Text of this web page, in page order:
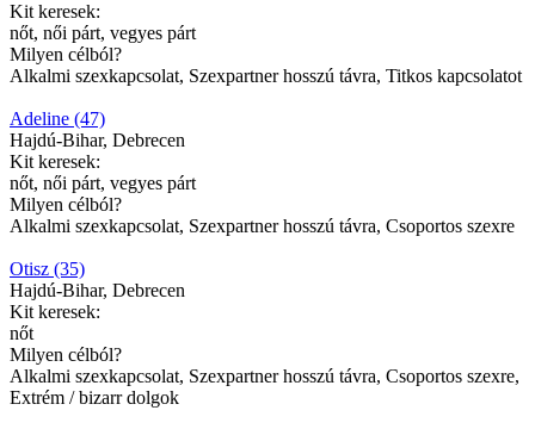
Kit keresek:
nőt, női párt, vegyes párt
Milyen célból?
Alkalmi szexkapcsolat, Szexpartner hosszú távra, Titkos kapcsolatot
Adeline (47)
Hajdú-Bihar, Debrecen
Kit keresek:
nőt, női párt, vegyes párt
Milyen célból?
Alkalmi szexkapcsolat, Szexpartner hosszú távra, Csoportos szexre
Otisz (35)
Hajdú-Bihar, Debrecen
Kit keresek:
nőt
Milyen célból?
Alkalmi szexkapcsolat, Szexpartner hosszú távra, Csoportos szexre,
Extrém / bizarr dolgok